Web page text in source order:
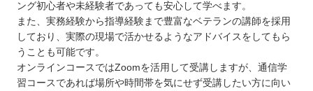
ング初心者や未経験者であっても安心して学べます。
また、実務経験から指導経験まで豊富なベテランの講師を採用
しており、実際の現場で活かせるようなアドバイスをしてもら
うことも可能です。
オンラインコースではZoomを活用して受講しますが、通信学
習コースであれば場所や時間帯を気にせず受講したい方に向い